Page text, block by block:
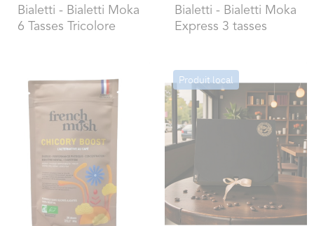
Bialetti - Bialetti Moka
6 Tasses Tricolore
Bialetti - Bialetti Moka
Express 3 tasses
Produit local